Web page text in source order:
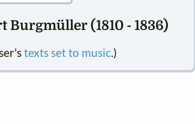
Burgmüller (1810 - 1836)
texts set to music.)